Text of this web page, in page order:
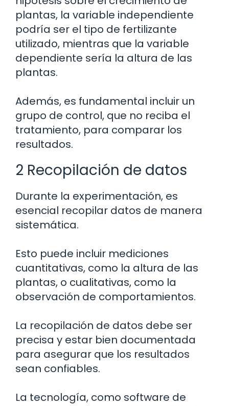
plantas, la variable independiente
podría ser el tipo de fertilizante
utilizado, mientras que la variable
dependiente sería la altura de las
plantas.
Además, es fundamental incluir un
grupo de control, que no reciba el
tratamiento, para comparar los
resultados.
2 Recopilación de datos
Durante la experimentación, es
esencial recopilar datos de manera
sistemática.
Esto puede incluir mediciones
cuantitativas, como la altura de las
plantas, o cualitativas, como la
observación de comportamientos.
La recopilación de datos debe ser
precisa y estar bien documentada
para asegurar que los resultados
sean confiables.
La tecnología, como software de